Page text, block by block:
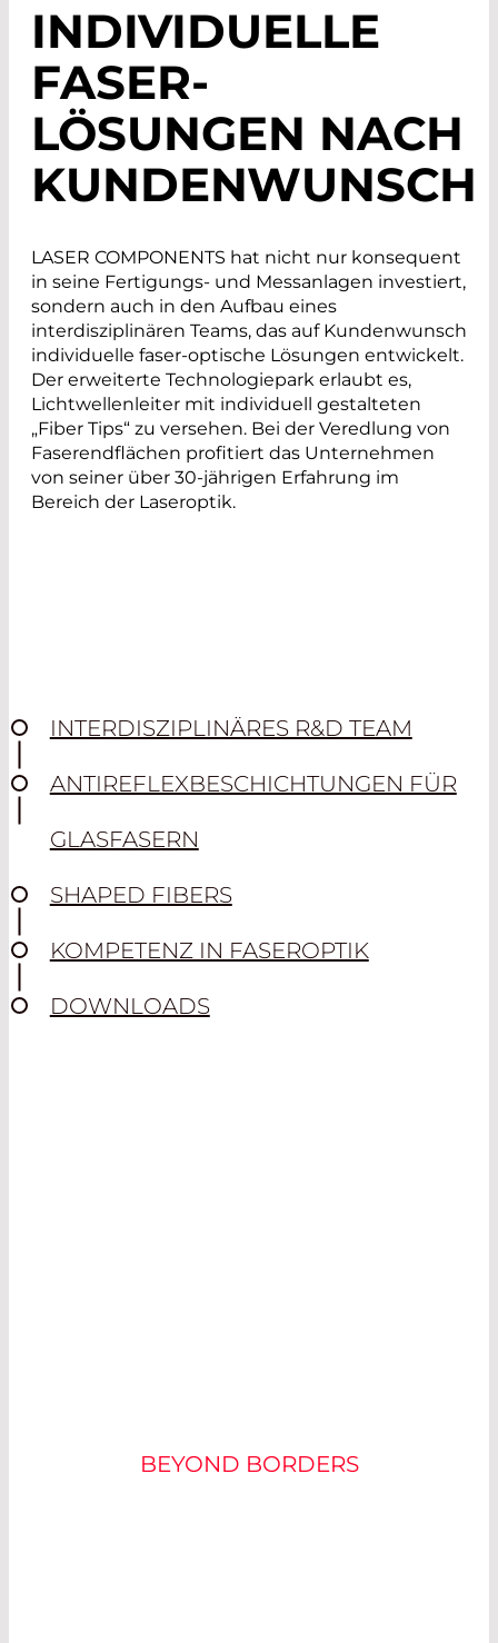
INDIVIDUELLE
FASER-
LÖSUNGEN NACH
KUNDENWUNSCH
LASER COMPONENTS hat nicht nur konsequent
in seine Fertigungs- und Messanlagen investiert,
sondern auch in den Aufbau eines
interdisziplinären Teams, das auf Kundenwunsch
individuelle faser-optische Lösungen entwickelt.
Der erweiterte Technologiepark erlaubt es,
Lichtwellenleiter mit individuell gestalteten
„Fiber Tips“ zu versehen. Bei der Veredlung von
Faserendflächen profitiert das Unternehmen
von seiner über 30-jährigen Erfahrung im
Bereich der Laseroptik.
INTERDISZIPLINÄRES R&D TEAM
ANTIREFLEXBESCHICHTUNGEN FÜR
GLASFASERN
SHAPED FIBERS
KOMPETENZ IN FASEROPTIK
DOWNLOADS
BEYOND BORDERS